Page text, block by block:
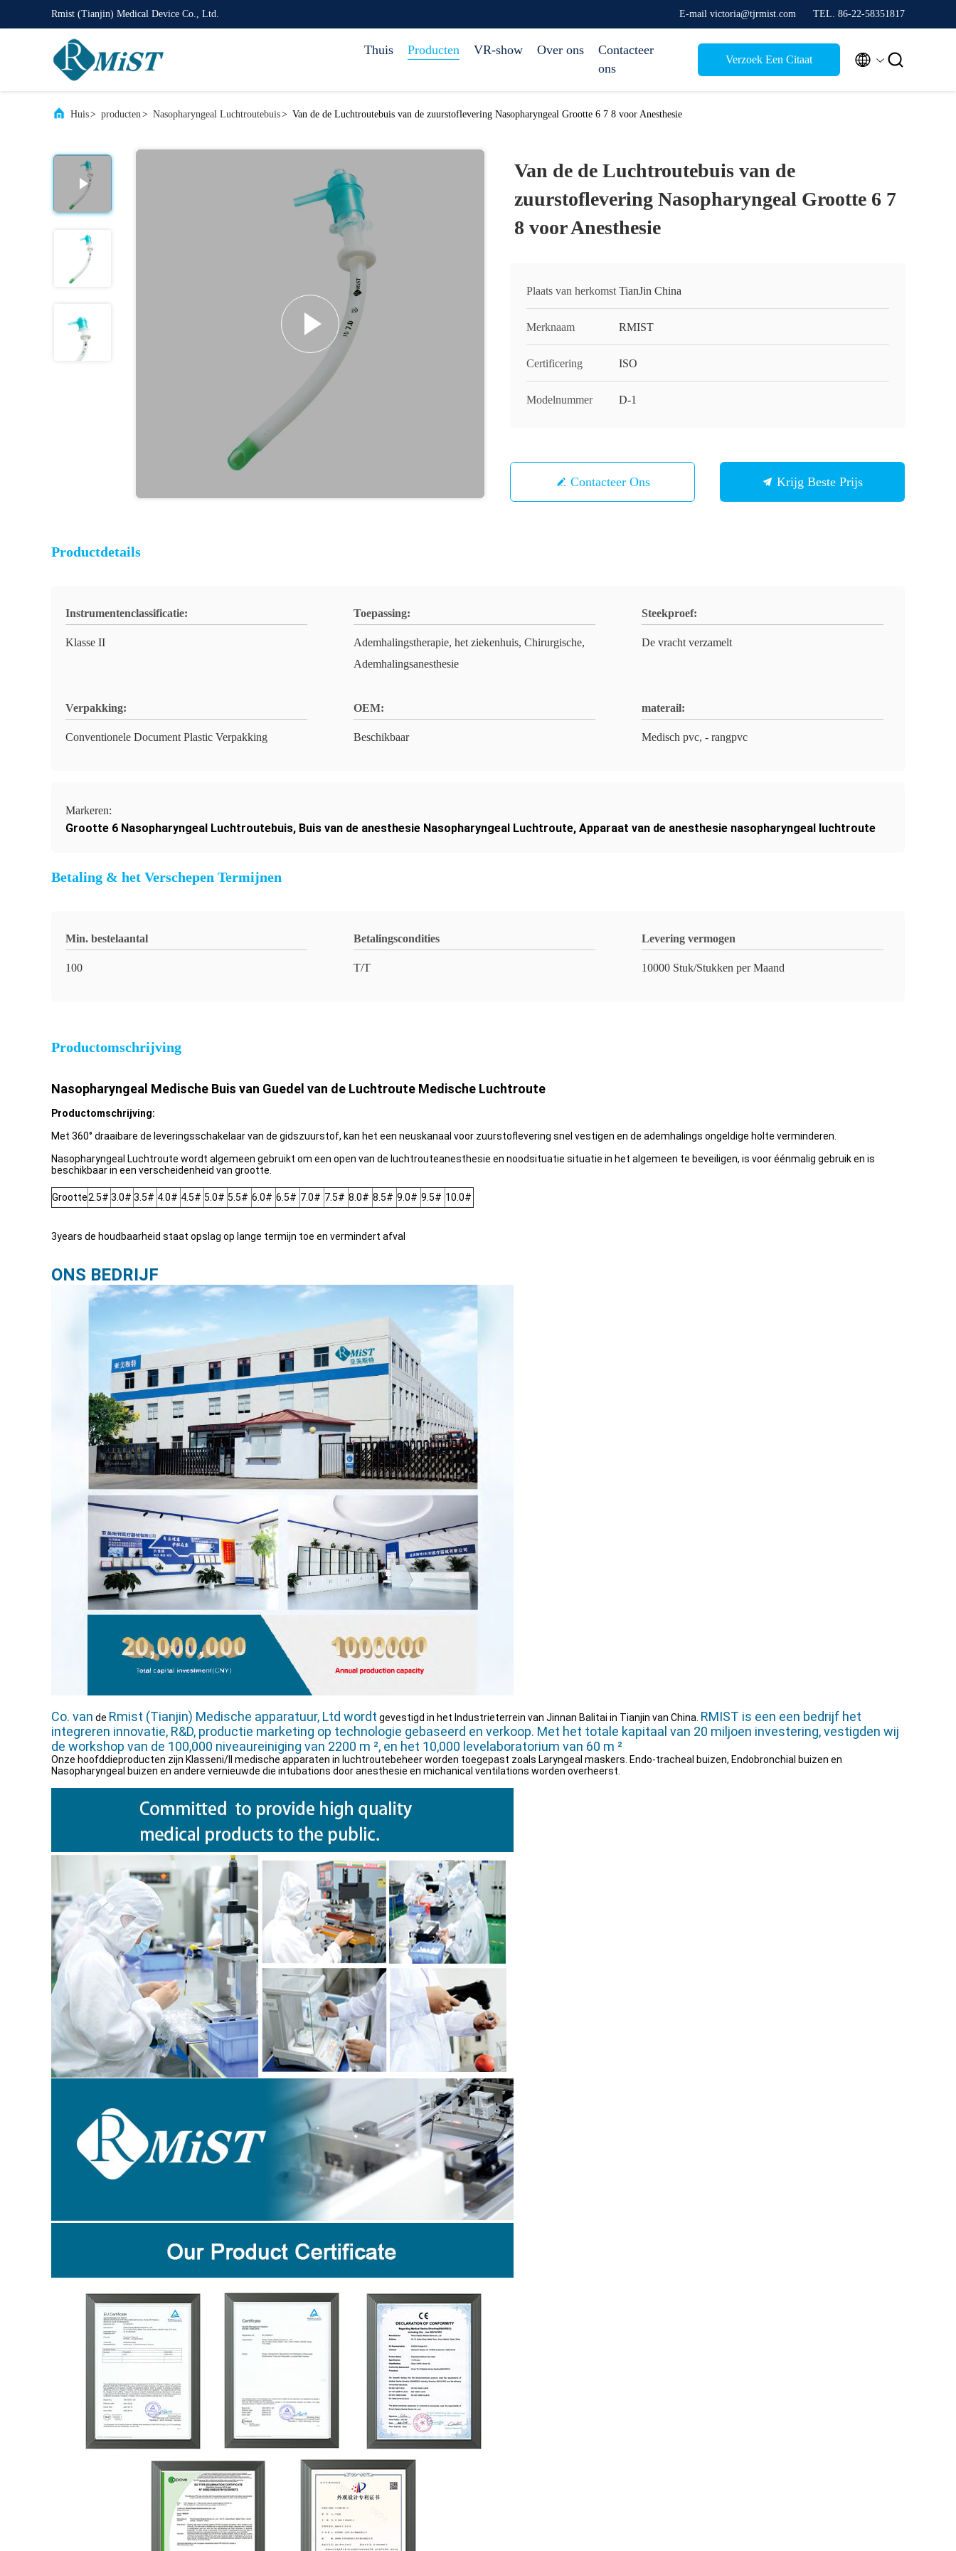
Rmist (Tianjin) Medical Device Co., Ltd. E-mail victoria@tjrmist.com TEL. 86-22-58351817
Thuis Producten VR-show Over ons
Contacteer
ons
Verzoek Een Citaat  
Huis> producten> Nasopharyngeal Luchtroutebuis> Van de de Luchtroutebuis van de zuurstoflevering Nasopharyngeal Grootte 6 7 8 voor Anesthesie
Van de de Luchtroutebuis van de
zuurstoflevering Nasopharyngeal Grootte 6 7
8 voor Anesthesie
Plaats van herkomst TianJin China
Merknaam RMIST
Certificering ISO
Modelnummer D-1
Contacteer Ons Krijg Beste Prijs
Productdetails
Instrumentenclassificatie:
Klasse II
Toepassing:
Ademhalingstherapie, het ziekenhuis, Chirurgische,
Ademhalingsanesthesie
Steekproef:
De vracht verzamelt
Verpakking:
Conventionele Document Plastic Verpakking
OEM:
Beschikbaar
materail:
Medisch pvc, - rangpvc
Markeren:
Grootte 6 Nasopharyngeal Luchtroutebuis, Buis van de anesthesie Nasopharyngeal Luchtroute, Apparaat van de anesthesie nasopharyngeal luchtroute
Betaling & het Verschepen Termijnen
Min. bestelaantal
100
Betalingscondities
T/T
Levering vermogen
10000 Stuk/Stukken per Maand
Productomschrijving
Nasopharyngeal Medische Buis van Guedel van de Luchtroute Medische Luchtroute
Productomschrijving:
Met 360° draaibare de leveringsschakelaar van de gidszuurstof, kan het een neuskanaal voor zuurstoflevering snel vestigen en de ademhalings ongeldige holte verminderen
Nasopharyngeal Luchtroute wordt algemeen gebruikt om een open van de luchtrouteanesthesie en noodsituatie situatie in het algemeen te beveiligen, is voor éénmalig gebruik en is
beschikbaar in een verscheidenheid van grootte.
Grootte2.5# 3.0# 3.5# 4.0# 4.5# 5.0# 5.5# 6.0# 6.5# 7.0# 7.5# 8.0# 8.5# 9.0# 9.5# 10.0#
3years de houdbaarheid staat opslag op lange termijn toe en vermindert afval
ONS BEDRIJF
Co. van de Rmist (Tianjin) Medische apparatuur, Ltd wordt gevestigd in het Industrieterrein van Jinnan Balitai in Tianjin van China. RMIST is een een bedrijf het
integreren innovatie, R&D, productie marketing op technologie gebaseerd en verkoop. Met het totale kapitaal van 20 miljoen investering, vestigden wij
de workshop van de 100,000 niveaureiniging van 2200 m ², en het 10,000 levelaboratorium van 60 m ²
Onze hoofddieproducten zijn Klasseni/ll medische apparaten in luchtroutebeheer worden toegepast zoals Laryngeal maskers. Endo-tracheal buizen, Endobronchial buizen en
Nasopharyngeal buizen en andere vernieuwde die intubations door anesthesie en michanical ventilations worden overheerst.